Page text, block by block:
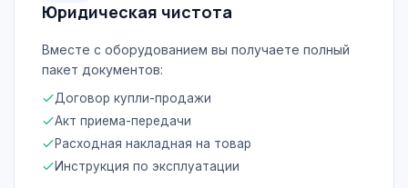
Юридическая чистота
Вместе с оборудованием вы получаете полный
пакет документов:
Договор купли-продажи
Акт приема-передачи
Расходная накладная на товар
Инструкция по эксплуатации